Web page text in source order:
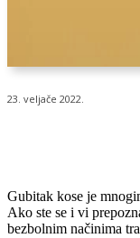
23. veljače 2022.
Gubitak kose je
Ako ste se i vi
bezbolnim načinima